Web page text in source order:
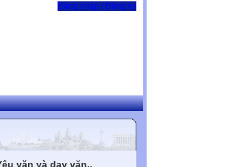
Đăng nhập / Đăng ký
văn và dạy văn..